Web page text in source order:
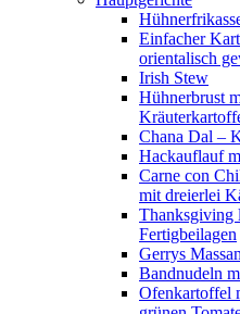
Einfacher
orientalisch
Irish Stew
Hühnerbrust
Chana Dal –
Hackauflauf
Carne con
mit dreierlei
Thanksgiving
Fertigbeilagen
Gerrys
Bandnudeln
Ofenkartoffel